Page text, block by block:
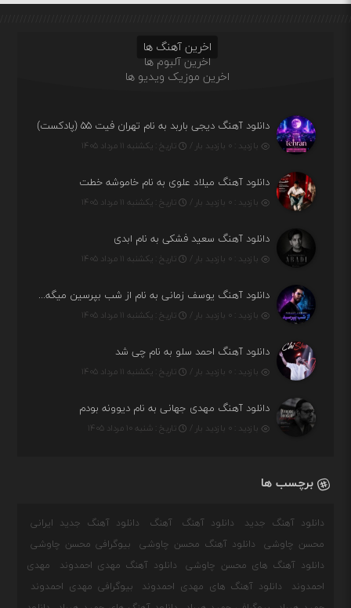
اخرین آهنگ ها
اخرین آلبوم ها
اخرین موزیک ویدیو ها
دانلود آهنگ دیجی باربد به نام تهران فیت ۵۵ (پادکست)
بازدید : ۰ بازدید بار / تاریخ : یکشنبه ۱۱ مرداد ۱۴۰۵
دانلود آهنگ میلاد علوی به نام خاموشه خطت
بازدید : ۰ بازدید بار / تاریخ : یکشنبه ۱۱ مرداد ۱۴۰۵
دانلود آهنگ سعید فشکی به نام ابدی
بازدید : ۰ بازدید بار / تاریخ : یکشنبه ۱۱ مرداد ۱۴۰۵
دانلود آهنگ یوسف زمانی به نام از شب بپرسین میگه چه روزگاری دارم
بازدید : ۰ بازدید بار / تاریخ : یکشنبه ۱۱ مرداد ۱۴۰۵
دانلود آهنگ احمد سلو به نام چی شد
بازدید : ۰ بازدید بار / تاریخ : یکشنبه ۱۱ مرداد ۱۴۰۵
دانلود آهنگ مهدی جهانی به نام دیوونه بودم
بازدید : ۰ بازدید بار / تاریخ : شنبه ۱۰ مرداد ۱۴۰۵
برچسب ها
دانلود آهنگ جدید دانلود آهنگ آهنگ
دانلود آهنگ جدید ایرانی
محسن چاوشی
دانلود آهنگ محسن چاوشی
بیوگرافی محسن چاوشی
دانلود آهنگ های محسن چاوشی
دانلود آهنگ مهدی احمدوند
مهدی
احمدوند
دانلود آهنگ های مهدی احمدوند
بیوگرافی مهدی احمدوند